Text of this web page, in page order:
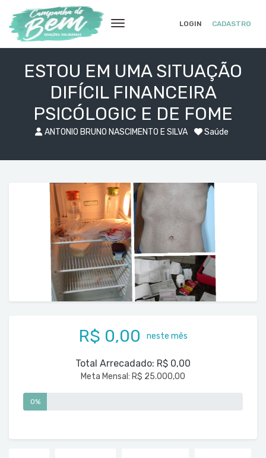
LOGIN CADASTRO
ESTOU EM UMA SITUAÇÃO
DIFÍCIL FINANCEIRA
PSICÓLOGIC E DE FOME
ANTONIO BRUNO NASCIMENTO E SILVA Saúde
R$ 0,00 neste mês
Total Arrecadado: R$ 0,00
Meta Mensal: R$ 25.000,00
0%